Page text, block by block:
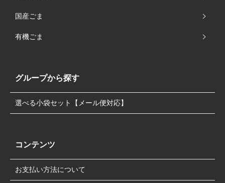
国産ごま
有機ごま
グループから探す
選べる小袋セット【メール便対応】
コンテンツ
お支払い方法について